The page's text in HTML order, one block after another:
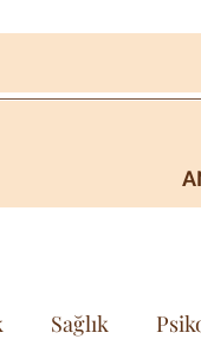
Sağlık